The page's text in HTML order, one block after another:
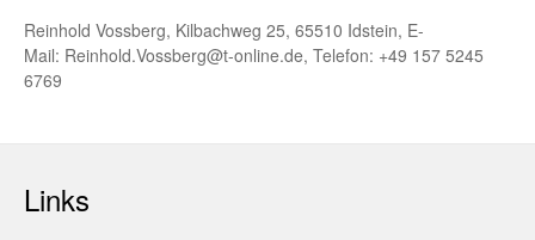
Reinhold Vossberg, Kilbachweg 25, 65510 Idstein, E-
Mail: Reinhold.Vossberg@t-online.de, Telefon: +49 157 5245
6769
Links